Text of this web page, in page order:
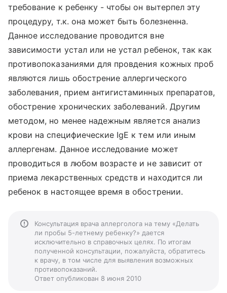
требование к ребенку - чтобы он вытерпел эту
процедуру, т.к. она может быть болезненна.
Данное исследование проводится вне
зависимости устал или не устал ребенок, так как
противопоказаниями для провдения кожных проб
являются лишь обострение аллергического
заболевания, прием антигистаминных препаратов,
обострение хронических заболеваний. Другим
методом, но менее надежным является анализ
крови на специфиеческие IgE к тем или иным
аллергенам. Данное исследование может
проводиться в любом возрасте и не зависит от
приема лекарственных средств и находится ли
ребенок в настоящее время в обострении.
Консультация врача аллерголога на тему «Делать
ли пробы 5-летнему ребенку?» дается
исключительно в справочных целях. По итогам
полученной консультации, пожалуйста, обратитесь
к врачу, в том числе для выявления возможных
противопоказаний.
Ответ опубликован 8 июня 2010